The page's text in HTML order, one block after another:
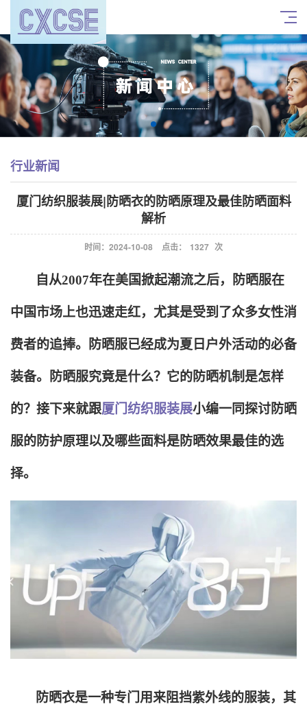
行业新闻
厦门纺织服装展|防晒衣的防晒原理及最佳防晒面料
解析
时间：2024-10-08 点击： 1327 次
自从2007年在美国掀起潮流之后，防晒服在
中国市场上也迅速走红，尤其是受到了众多女性消
费者的追捧。防晒服已经成为夏日户外活动的必备
装备。防晒服究竟是什么？它的防晒机制是怎样
的？接下来就跟厦门纺织服装展小编一同探讨防晒
服的防护原理以及哪些面料是防晒效果最佳的选
择。
防晒衣是一种专门用来阻挡紫外线的服装，其